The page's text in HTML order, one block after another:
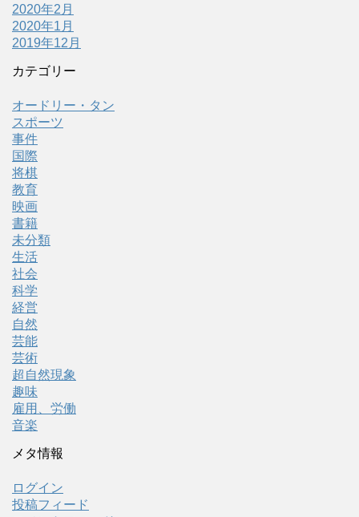
2020年2月
2020年1月
2019年12月
カテゴリー
オードリー・タン
スポーツ
事件
国際
将棋
教育
映画
書籍
未分類
生活
社会
科学
経営
自然
芸能
芸術
超自然現象
趣味
雇用、労働
音楽
メタ情報
ログイン
投稿フィード